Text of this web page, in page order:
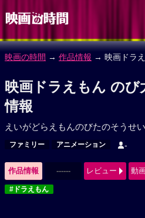
映画の時間 → 作品情報 → 映画ドラ
映画ドラえもん のび
情報
えいがどらえもんのびたのそうせ
ファミリー アニメーション -
作品情報 ------ レビュー 動
#ドラえもん